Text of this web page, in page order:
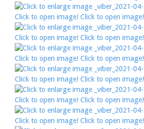
Click to open image! Click to open image!
Click to open image! Click to open image!
Click to open image! Click to open image!
Click to open image! Click to open image!
Click to open image! Click to open image!
Click to open image! Click to open image!